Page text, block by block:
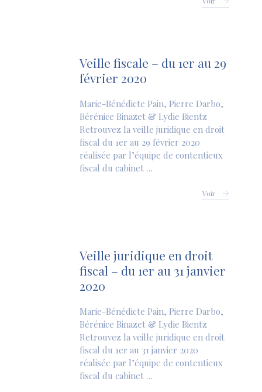
Veille fiscale – du 1er au 29
février 2020
Marie-Bénédicte Pain, Pierre Darbo,
Bérénice Binazet & Lydie Bientz
Retrouvez la veille juridique en droit
fiscal du 1er au 29 février 2020
réalisée par l’équipe de contentieux
fiscal du cabinet …
Voir
Veille juridique en droit
fiscal – du 1er au 31 janvier
2020
Marie-Bénédicte Pain, Pierre Darbo,
Bérénice Binazet & Lydie Bientz
Retrouvez la veille juridique en droit
fiscal du 1er au 31 janvier 2020
réalisée par l’équipe de contentieux
fiscal du cabinet …